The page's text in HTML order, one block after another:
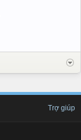
Trợ giúp